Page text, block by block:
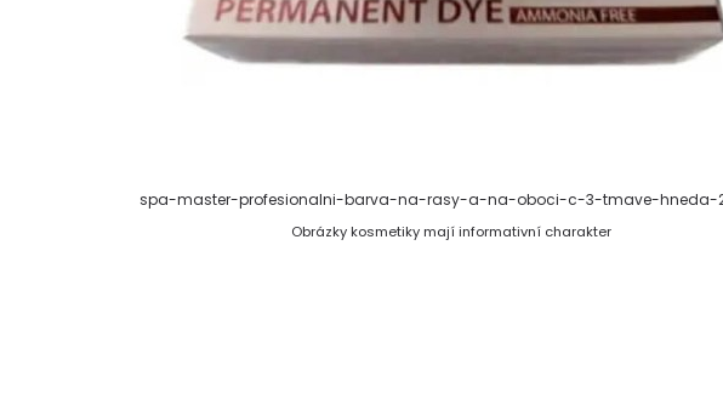
spa-master-profesionalni-barva-na-rasy-a-na-oboci-c-3-tmave-hneda-
Obrázky kosmetiky mají informativní charakter